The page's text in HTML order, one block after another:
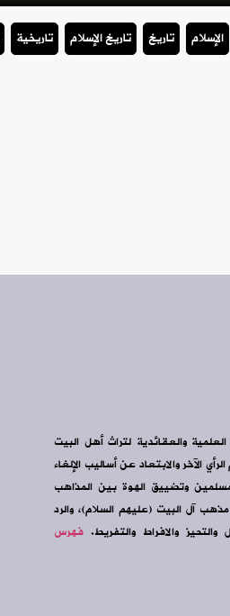
الإسلام تاريخ تاريخ الإسلام تاريخية
والعقائدية لتراث أهل البيت
الآخر والابتعاد عن أساليب الإلغاء
وتضييق الهوة بين المذاهب
آل البيت (عليهم السلام)، والرد
والافراط والتفريط. فهرس